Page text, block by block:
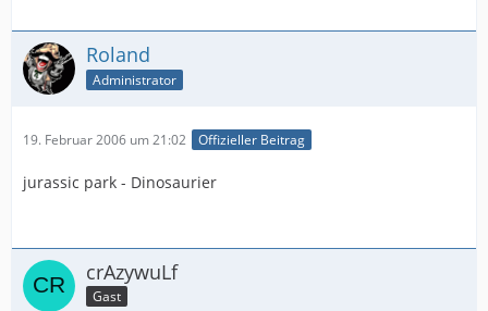
Roland
Administrator
19. Februar 2006 um 21:02 Offizieller Beitrag
jurassic park - Dinosaurier
crAzywuLf
Gast